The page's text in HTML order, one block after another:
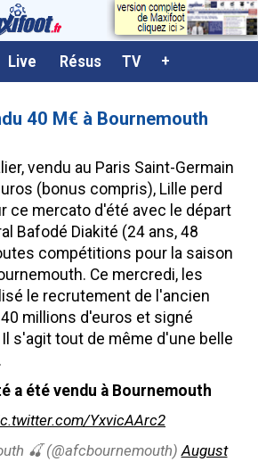
Live Résus TV +
40 M€ à Bournemouth
vendu au Paris Saint-Germain
(bonus compris), Lille perd
ce mercato d'été avec le départ
Bafodé Diakité (24 ans, 48
compétitions pour la saison
Ce mercredi, les
le recrutement de l'ancien
millions d'euros et signé
s'agit tout de même d'une belle
a été vendu à Bournemouth
YxvicAArc2
🍒 (@afcbournemouth)August